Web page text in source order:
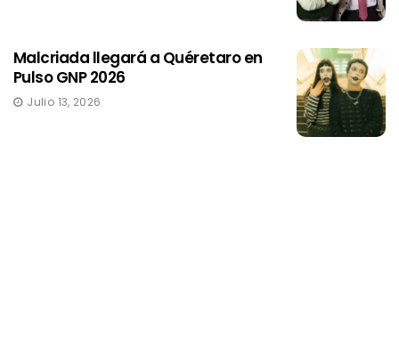
Malcriada llegará a Quéretaro en
Pulso GNP 2026
Julio 13, 2026